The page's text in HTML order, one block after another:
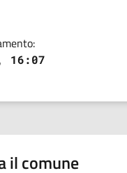
16:07
il comune